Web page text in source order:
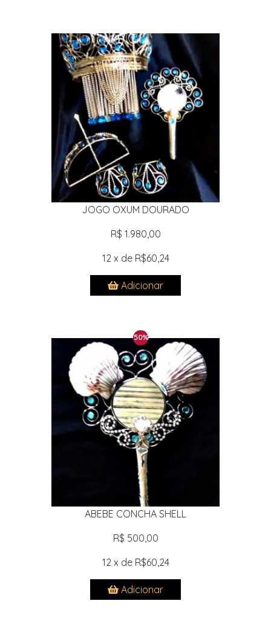
JOGO OXUM DOURADO
R$ 1.980,00
12 x de R$60,24
Adicionar
50%
ABEBE CONCHA SHELL
R$ 500,00
12 x de R$60,24
Adicionar